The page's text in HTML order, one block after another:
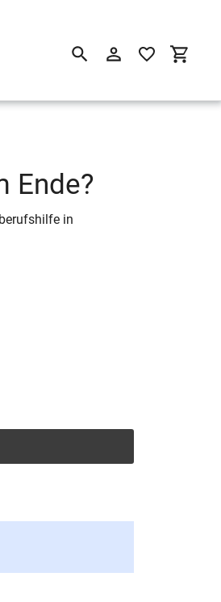
SuchenEinloggen
Ende?
in